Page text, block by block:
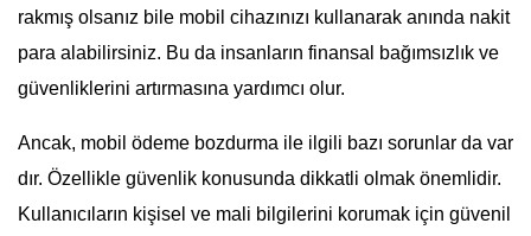
rakmış olsanız bile mobil cihazınızı kullanarak anında nakit
para alabilirsiniz. Bu da insanların finansal bağımsızlık ve
güvenliklerini artırmasına yardımcı olur.
Ancak, mobil ödeme bozdurma ile ilgili bazı sorunlar da var
dır. Özellikle güvenlik konusunda dikkatli olmak önemlidir.
Kullanıcıların kişisel ve mali bilgilerini korumak için güvenil